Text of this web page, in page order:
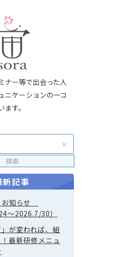
ナー等で出会った人
ニケーションの一コ
す。
新記事
お知らせ
～2026.7/30）
」が変われば、組
最新研修メニュ